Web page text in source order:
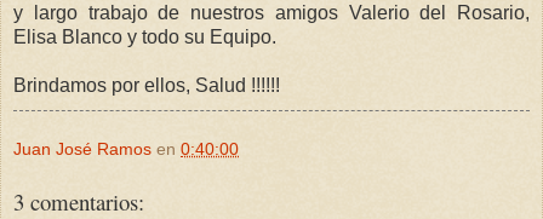
y largo trabajo de nuestros amigos Valerio del Rosario,
Elisa Blanco y todo su Equipo.
Brindamos por ellos, Salud !!!!!!
Juan José Ramos en 0:40:00
3 comentarios: